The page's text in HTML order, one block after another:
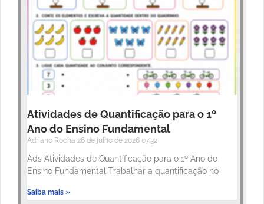
Atividades de Quantificação para o 1º
Ano do Ensino Fundamental
Adriano Rocha 26 de julho de 2026 07:32
Ads Atividades de Quantificação para o 1º Ano do
Ensino Fundamental Trabalhar a quantificação no
Saiba mais »